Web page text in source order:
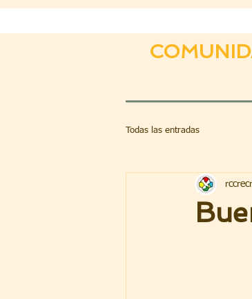
Todas las entradas